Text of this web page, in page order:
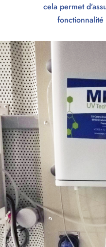
cela permet
fonctionnalité